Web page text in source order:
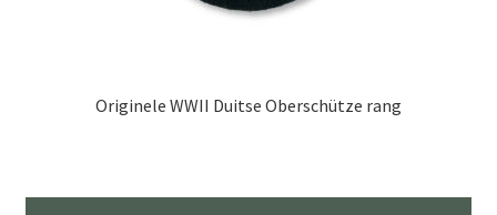
Originele WWII Duitse Oberschütze rang